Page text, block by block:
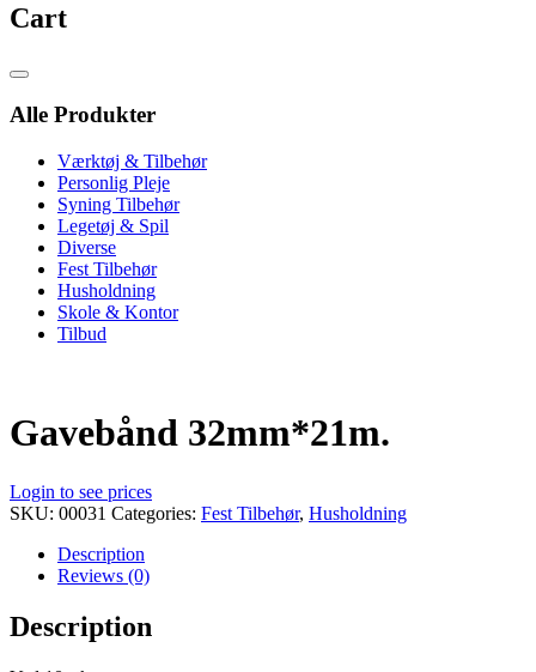
Cart
Catalog
Alle Produkter
Værktøj & Tilbehør
Personlig Pleje
Syning Tilbehør
Legetøj & Spil
Diverse
Fest Tilbehør
Husholdning
Skole & Kontor
Tilbud
Gavebånd 32mm*21m.
Login to see prices
SKU: 00031 Categories: Fest Tilbehør, Husholdning
Description
Reviews (0)
Description